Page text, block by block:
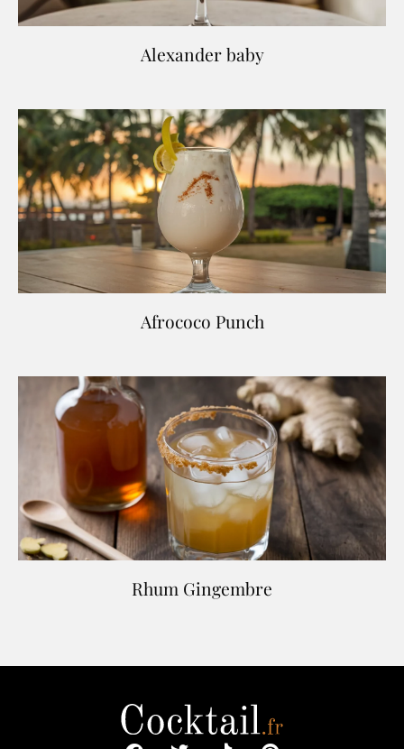
Alexander baby
Afrococo Punch
Rhum Gingembre